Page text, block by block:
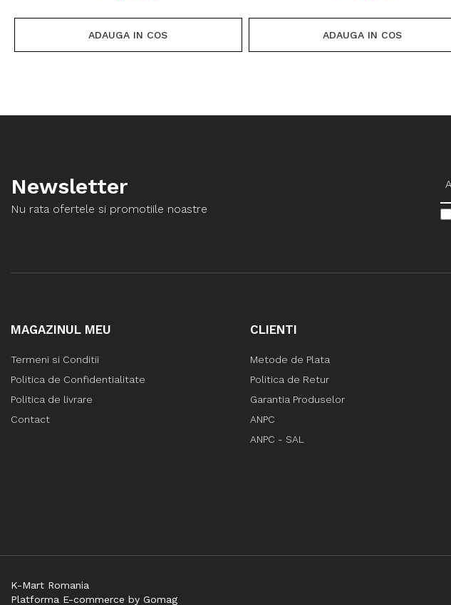
ADAUGA IN COS ADAUGA IN COS
Newsletter
Nu rata ofertele si promotiile noastre
MAGAZINUL MEU
Termeni si Conditii
Politica de Confidentialitate
Politica de livrare
Contact
CLIENTI
Metode de Plata
Politica de Retur
Garantia Produselor
ANPC
ANPC - SAL
K-Mart Romania
Platforma E-commerce by Gomag